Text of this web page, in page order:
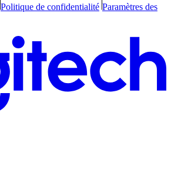
Politique de confidentialité Paramètres des